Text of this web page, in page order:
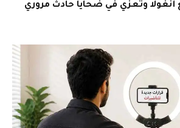
أنغولا وتعزّي في ضحايا حادث مروري